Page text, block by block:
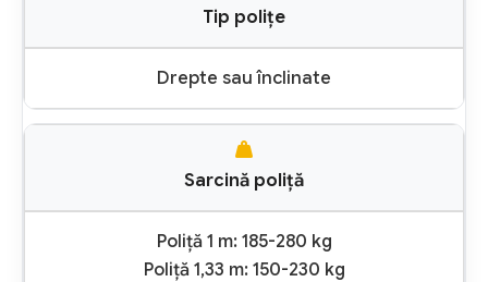
Tip polițe
Drepte sau înclinate
Sarcină poliță
Poliță 1 m: 185-280 kg
Poliță 1,33 m: 150-230 kg